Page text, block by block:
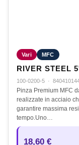
Vari MFC
RIVER STEEL
100-0200-5 ·
Pinza Premium MFC
realizzate in acciaio
garantire massima
tempo.Uno…
18,60 €